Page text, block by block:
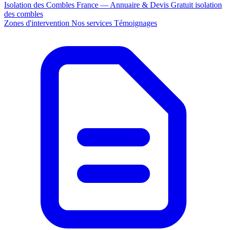
Isolation des Combles France — Annuaire & Devis Gratuit isolation
des combles
Zones d'intervention Nos services Témoignages